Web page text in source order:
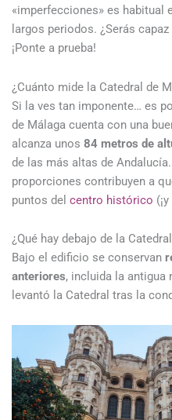
«imperfecciones» es habitual
largos periodos. ¿Serás
¡Ponte a prueba!
¿Cuánto mide la Catedral de
Si la ves tan imponente… es
de Málaga cuenta con una
alcanza unos 84 metros de
de las más altas de
proporciones contribuyen a
puntos del centro histórico
¿Qué hay debajo de la
Bajo el edificio se conservan
anteriores, incluida la antigua
levantó la Catedral tras la